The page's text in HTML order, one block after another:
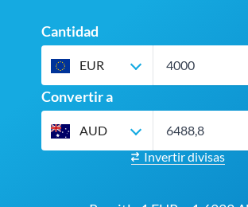
Cantidad
EUR
Convertir a
AUD
Invertir divisas